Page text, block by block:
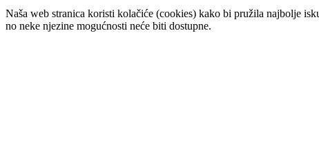
Naša web stranica koristi kolačiće (cookies) kako bi pružila najbolje
no neke njezine mogućnosti neće biti dostupne.